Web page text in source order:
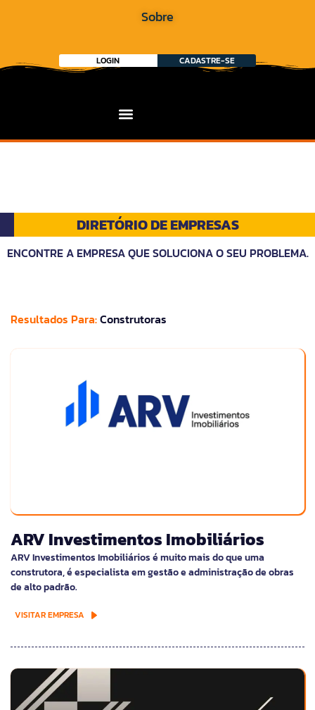
Sobre
LOGIN CADASTRE-SE
DIRETÓRIO DE EMPRESAS
ENCONTRE A EMPRESA QUE SOLUCIONA O SEU PROBLEMA.
Resultados Para:Construtoras
ARV Investimentos Imobiliários
ARV Investimentos Imobiliários é muito mais do que uma
construtora, é especialista em gestão e administração de obras
de alto padrão.
VISITAR EMPRESA